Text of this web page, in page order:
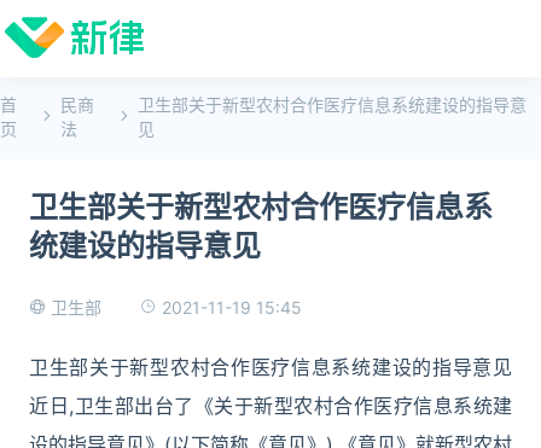
首
页
民商
法
卫生部关于新型农村合作医疗信息系统建设的指导意
见
卫生部关于新型农村合作医疗信息系
统建设的指导意见
卫生部 2021-11-19 15:45
卫生部关于新型农村合作医疗信息系统建设的指导意见
近日,卫生部出台了《关于新型农村合作医疗信息系统建